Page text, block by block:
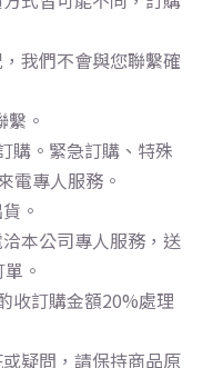
我們不會與您聯繫確
。
購。 緊急訂購、特殊
電專人服務。
。
本公司專人服務，送
。
收訂購金額20%處理
疑問，請保持商品原